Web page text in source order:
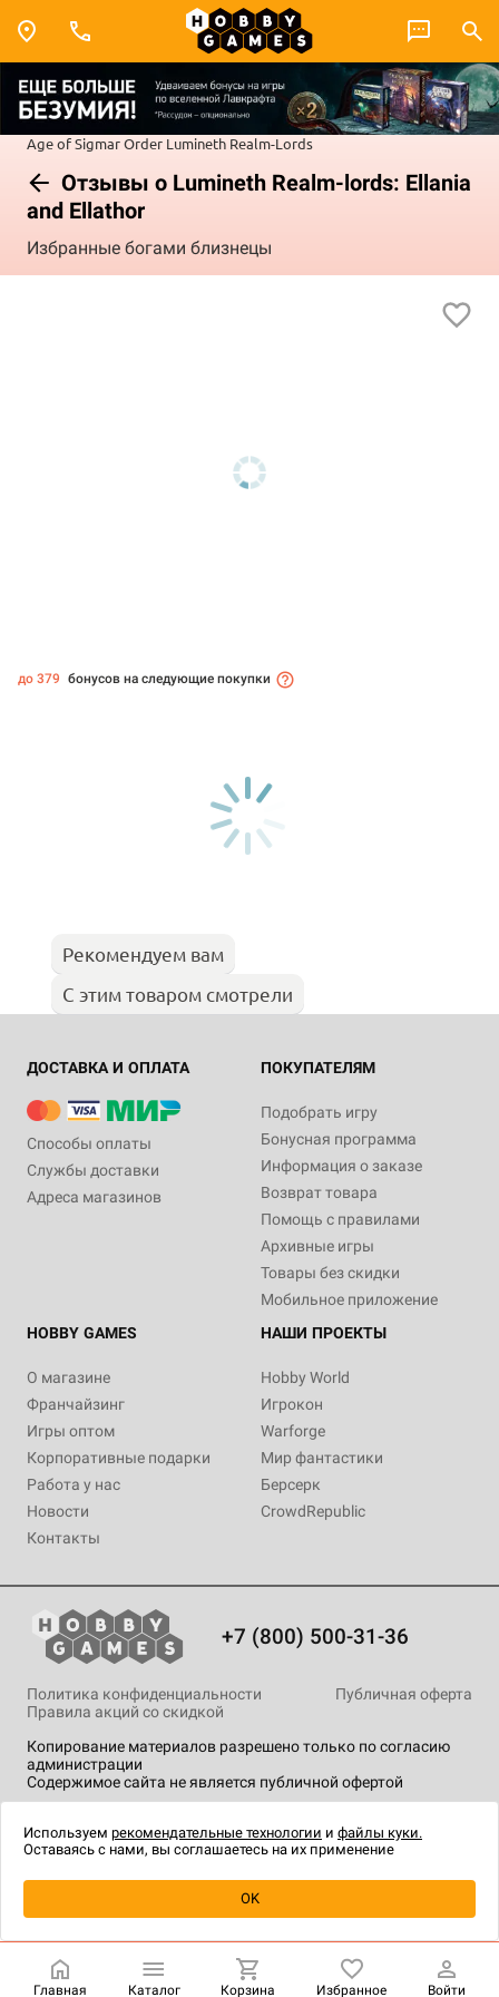
Age of SigmarOrder Lumineth Realm-Lords
Отзывы о Lumineth Realm-lords: Ellania
and Ellathor
Избранные богами близнецы
Уведомить о наличии
до 379 бонусов на следующие покупки
Рекомендуем вам
С этим товаром смотрели
ДОСТАВКА И ОПЛАТА
Способы оплаты
Службы доставки
Адреса магазинов
ПОКУПАТЕЛЯМ
Подобрать игру
Бонусная программа
Информация о заказе
Возврат товара
Помощь с правилами
Архивные игры
Товары без скидки
Мобильное приложение
HOBBY GAMES
О магазине
Франчайзинг
Игры оптом
Корпоративные подарки
Работа у нас
Новости
Контакты
НАШИ ПРОЕКТЫ
Hobby World
Игрокон
Warforge
Мир фантастики
Берсерк
CrowdRepublic
+7 (800) 500-31-36
Копирование материалов разрешено только по согласию
администрации
Содержимое сайта не является публичной офертой
Политика конфиденциальности
Публичная оферта
Правила акций со скидкой
технологии.
Главная Каталог Корзина Избранное Войти
Используем рекомендательные технологии и файлы куки.
Оставаясь с нами, вы соглашаетесь на их применение
OK